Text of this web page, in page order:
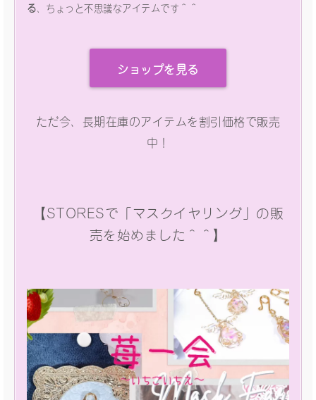
る 、ちょっと不思議なアイテムです＾＾
ショップを見る
ただ今、長期在庫のアイテムを割引価格で販売
中！
【STORESで「マスクイヤリング」の販
売を始めました＾＾】